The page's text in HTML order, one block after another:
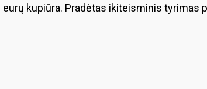
kupiūra. Pradėtas ikiteisminis tyrimas